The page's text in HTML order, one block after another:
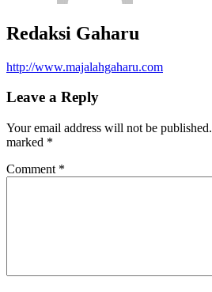
Redaksi Gaharu
http://www.majalahgaharu.com
Leave a Reply
Your email address will not be published.
marked *
Comment *